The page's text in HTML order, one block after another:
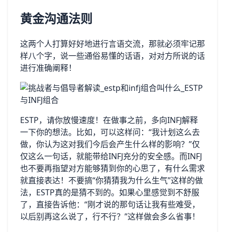
黄金沟通法则
这两个人打算好好地进行言语交流，那就必须牢记那
样八个字，说一些通俗易懂的话语，对对方所说的话
进行准确阐释！
ESTP，请你放慢速度！在做事之前，多向INFJ解释
一下你的想法。比如，可以这样问：“我计划这么去
做，你认为这对我们今后会产生什么样的影响？”仅
仅这么一句话，就能带给INFJ充分的安全感。而INFJ
也不要再指望对方能够猜到你的心思了，有什么需求
就直接表达！不要搞“你猜猜我为什么生气”这样的做
法，ESTP真的是猜不到的。如果心里感觉到不舒服
了，直接告诉他：“刚才说的那句话让我有些难受，
以后别再这么说了，行不行？”这样做会多么省事！